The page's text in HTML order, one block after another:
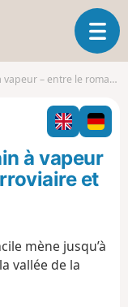
O
u
i
r
l
a
n
a
g
ferroviaire et le murmure de la rivière
à vapeur
et
mène jusqu’à
vallée de la